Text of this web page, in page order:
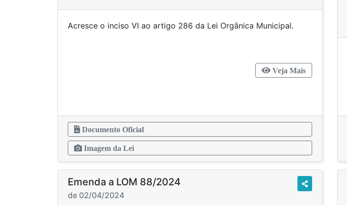
Acresce o inciso VI ao artigo 286 da Lei Orgânica Municipal.
Veja Mais
Documento Oficial
Imagem da Lei
Emenda a LOM 88/2024
de 02/04/2024